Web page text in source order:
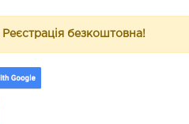
Реєстрація безкоштовна!